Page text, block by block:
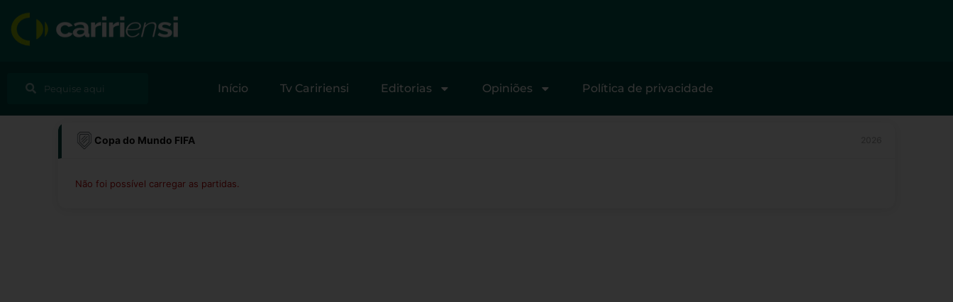
para
Pesquisar
Início Tv Caririensi Editorias Opiniões Política de privacidade
Copa do Mundo FIFA
Não foi possível carregar as partidas.